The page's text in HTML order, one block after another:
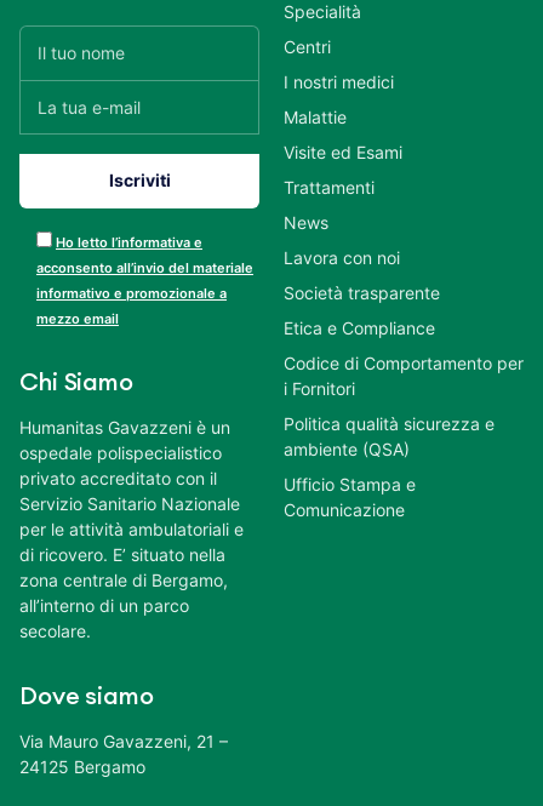
Ho letto l’informativa e
acconsento all’invio del materiale
informativo e promozionale a
mezzo email
Chi Siamo
Humanitas Gavazzeni è un
ospedale polispecialistico
privato accreditato con il
Servizio Sanitario Nazionale
per le attività ambulatoriali e
di ricovero. E’ situato nella
zona centrale di Bergamo,
all’interno di un parco
secolare.
Dove siamo
Via Mauro Gavazzeni, 21 –
24125 Bergamo
Specialità
Centri
I nostri medici
Malattie
Visite ed Esami
Trattamenti
News
Lavora con noi
Società trasparente
Etica e Compliance
Codice di Comportamento per
i Fornitori
Politica qualità sicurezza e
ambiente (QSA)
Ufficio Stampa e
Comunicazione